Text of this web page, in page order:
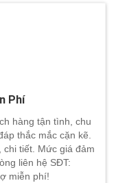
Phí
hàng tận tình, chu
thắc mắc cặn kẽ.
tiết. Mức giá đảm
liên hệ SĐT:
miễn phí!